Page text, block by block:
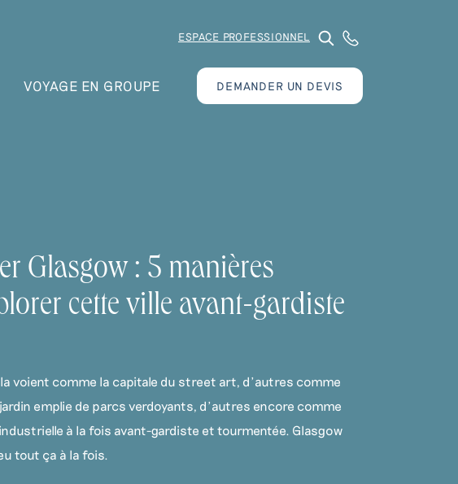
ESPACE PROFESSIONNEL
VOYAGE EN GROUPE DEMANDER UN DEVIS
Glasgow : 5 manières
cette ville avant-gardiste
voient comme la capitale du street art, d’autres comme
emplie de parcs verdoyants, d’autres encore comme
à la fois avant-gardiste et tourmentée. Glasgow
tout ça à la fois.